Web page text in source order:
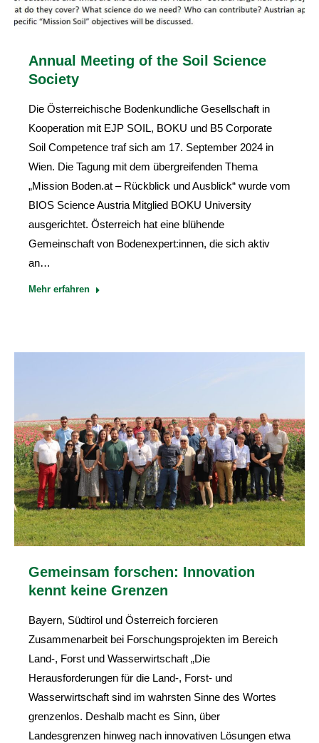
Annual Meeting of the Soil Science
Society
Die Österreichische Bodenkundliche Gesellschaft in
Kooperation mit EJP SOIL, BOKU und B5 Corporate
Soil Competence traf sich am 17. September 2024 in
Wien. Die Tagung mit dem übergreifenden Thema
„Mission Boden.at – Rückblick und Ausblick“ wurde vom
BIOS Science Austria Mitglied BOKU University
ausgerichtet. Österreich hat eine blühende
Gemeinschaft von Bodenexpert:innen, die sich aktiv
an…
Mehr erfahren
Gemeinsam forschen: Innovation
kennt keine Grenzen
Bayern, Südtirol und Österreich forcieren
Zusammenarbeit bei Forschungsprojekten im Bereich
Land-, Forst und Wasserwirtschaft „Die
Herausforderungen für die Land-, Forst- und
Wasserwirtschaft sind im wahrsten Sinne des Wortes
grenzenlos. Deshalb macht es Sinn, über
Landesgrenzen hinweg nach innovativen Lösungen etwa